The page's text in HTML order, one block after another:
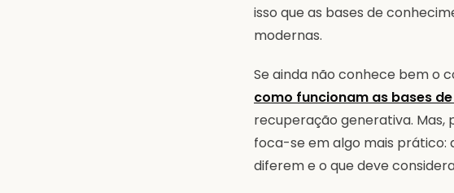
isso que as bases de
modernas.
Se ainda não conhece bem o
como funcionam as bases
recuperação generativa. Mas,
foca-se em algo mais prático:
diferem e o que deve